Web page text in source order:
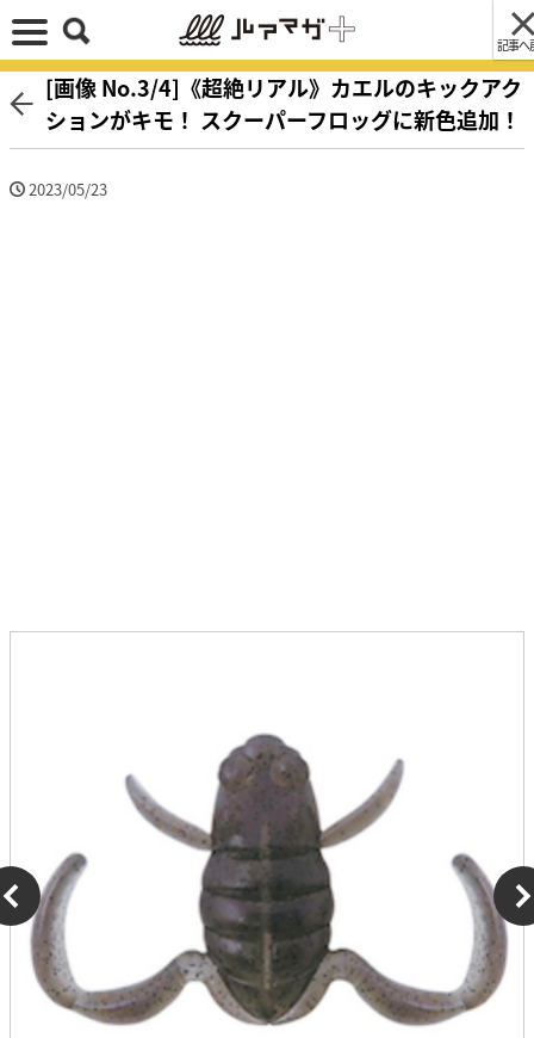
記事へ
[画像 No.3/4]《超絶リアル》カエルのキックアク
ションがキモ！ スクーパーフロッグに新色追加！
2023/05/23